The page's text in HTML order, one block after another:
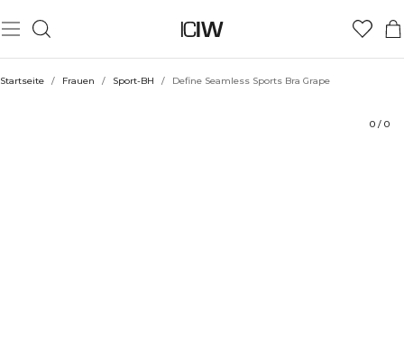
Startseite / Frauen / Sport-BH / Define Seamless Sports Bra Grape
0 / 0